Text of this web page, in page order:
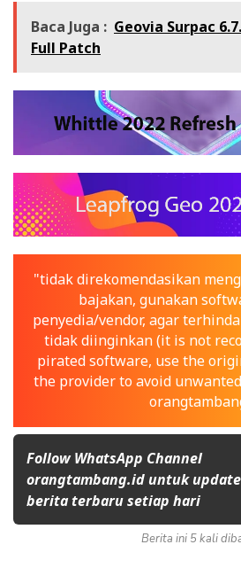
Baca Juga : Geovia Surpac
Full Patch
"tidak direkomendasikan
bajakan, gunakan
penyedia/vendor, agar
tidak diinginkan (it is not
pirated software, use the
the provider to avoid
Follow WhatsApp Channel
orangtambang.id untuk update
berita terbaru setiap hari
Berita ini 5 kali